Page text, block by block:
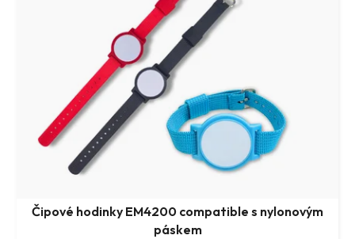
ůČipové hodinky EM4200 compatible s nylonovým
páskem